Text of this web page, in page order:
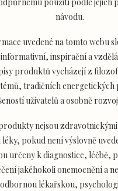
návodu.
uvedené na tomto webu
inspirační a
produktů vycházejí z
tradičních
uživatelů a osobně
nejsou
léky, pokud není výslovně
určeny k diagnostice, léčbě,
jakéhokoli onemocnění a
odbornou lékařskou,